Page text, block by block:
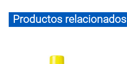
Productos relacionados